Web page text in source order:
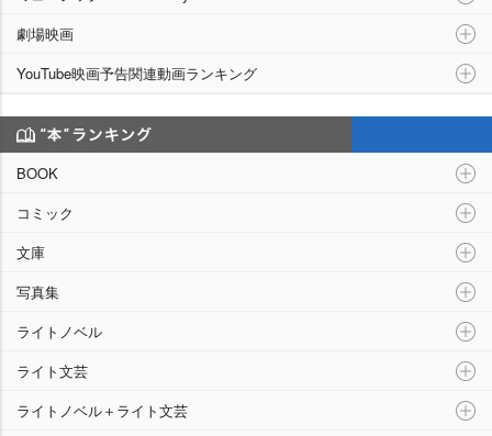
劇場映画
YouTube映画予告関連動画ランキング
BOOK
コミック
文庫
写真集
ライトノベル
ライト文芸
ライトノベル＋ライト文芸